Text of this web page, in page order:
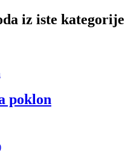
iz iste kategorije
poklon